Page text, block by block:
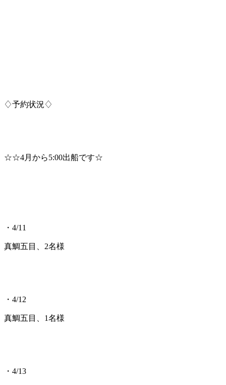
♢予約状況♢
☆☆4月から5:00出船です☆
・4/11
真鯛五目、2名様
・4/12
真鯛五目、1名様
・4/13